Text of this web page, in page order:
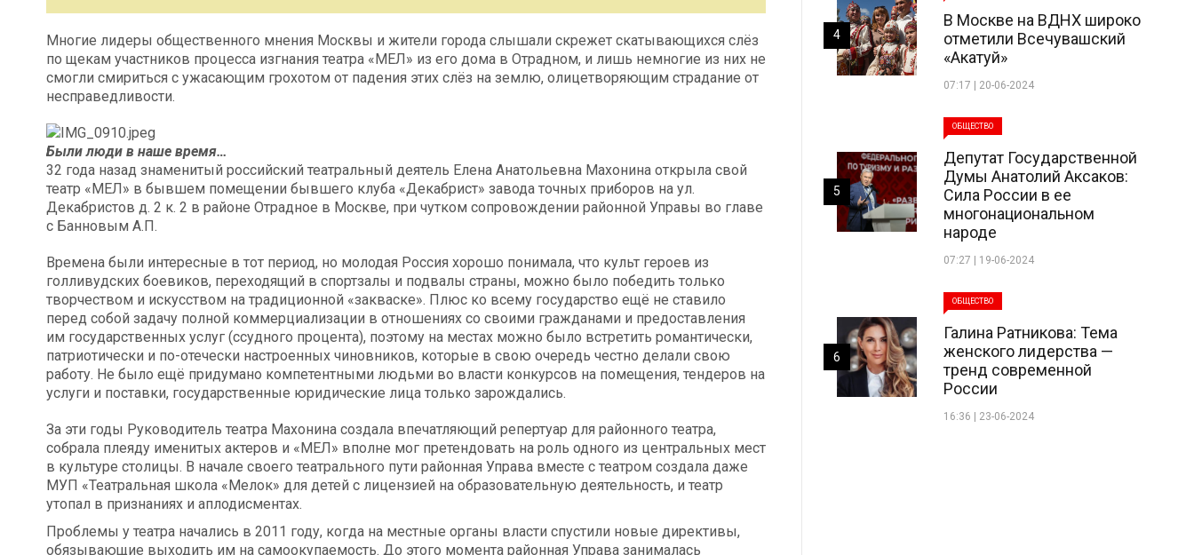
Многие лидеры общественного мнения Москвы и жители города слышали скрежет скатывающихся слёз
по щекам участников процесса изгнания театра «МЕЛ» из его дома в Отрадном, и лишь немногие из них не
смогли смириться с ужасающим грохотом от падения этих слёз на землю, олицетворяющим страдание от
несправедливости.
Были люди в наше время…
32 года назад знаменитый российский театральный деятель Елена Анатольевна Махонина открыла свой
театр «МЕЛ» в бывшем помещении бывшего клуба «Декабрист» завода точных приборов на ул.
Декабристов д. 2 к. 2 в районе Отрадное в Москве, при чутком сопровождении районной Управы во главе
с Банновым А.П.
Времена были интересные в тот период, но молодая Россия хорошо понимала, что культ героев из
голливудских боевиков, переходящий в спортзалы и подвалы страны, можно было победить только
творчеством и искусством на традиционной «закваске». Плюс ко всему государство ещё не ставило
перед собой задачу полной коммерциализации в отношениях со своими гражданами и предоставления
им государственных услуг (ссудного процента), поэтому на местах можно было встретить романтически,
патриотически и по-отечески настроенных чиновников, которые в свою очередь честно делали свою
работу. Не было ещё придумано компетентными людьми во власти конкурсов на помещения, тендеров на
услуги и поставки, государственные юридические лица только зарождались.
За эти годы Руководитель театра Махонина создала впечатляющий репертуар для районного театра,
собрала плеяду именитых актеров и «МЕЛ» вполне мог претендовать на роль одного из центральных мест
в культуре столицы. В начале своего театрального пути районная Управа вместе с театром создала даже
МУП «Театральная школа «Мелок» для детей с лицензией на образовательную деятельность, и театр
утопал в признаниях и аплодисментах.
Проблемы у театра начались в 2011 году, когда на местные органы власти спустили новые директивы,
обязывающие выходить им на самоокупаемость. До этого момента районная Управа занималась
В Москве на ВДНХ широко
отметили Всечувашский
«Акатуй»
07:17 | 20-06-2024
4
ОБЩЕСТВО
Депутат Государственной
Думы Анатолий Аксаков:
Сила России в ее
многонациональном
народе
07:27 | 19-06-2024
5
ОБЩЕСТВО
Галина Ратникова: Тема
женского лидерства —
тренд современной
России
16:36 | 23-06-2024
6